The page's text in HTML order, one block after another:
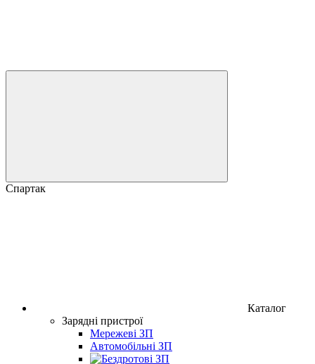
Спартак
Каталог
Зарядні пристрої
Мережеві ЗП
Автомобільні ЗП